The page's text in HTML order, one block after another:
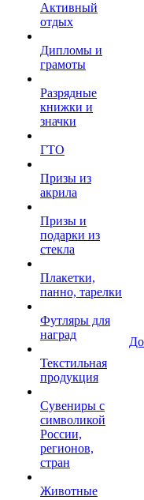
Активный
отдых
Дипломы и
грамоты
Разрядные
книжки и
значки
ГТО
Призы из
акрила
Призы и
подарки из
стекла
Плакетки,
панно, тарелки
Футляры для
наград
Текстильная
продукция
Сувениры с
символикой
России,
регионов,
стран
Животные